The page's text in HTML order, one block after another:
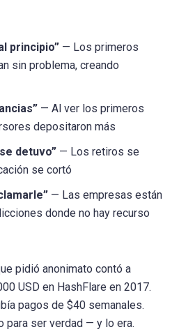
principio” — Los primeros
sin problema, creando
— Al ver los primeros
depositaron más
detuvo” — Los retiros se
se cortó
— Las empresas están
donde no hay recurso
pidió anonimato contó a
USD en HashFlare en 2017.
pagos de $40 semanales.
para ser verdad — y lo era.